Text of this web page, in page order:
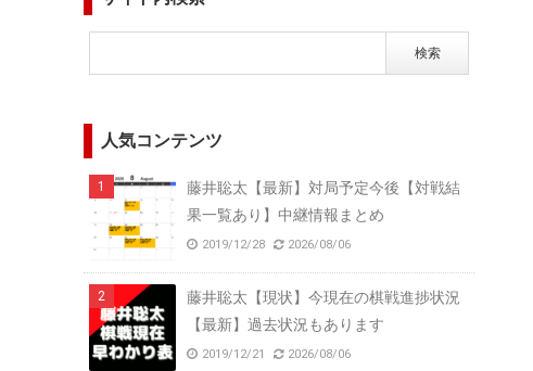
人気コンテンツ
藤井聡太【最新】対局予定今後【対戦結
果一覧あり】中継情報まとめ
2019/12/28 2026/08/06
藤井聡太【現状】今現在の棋戦進捗状況
【最新】過去状況もあります
2019/12/21 2026/08/06